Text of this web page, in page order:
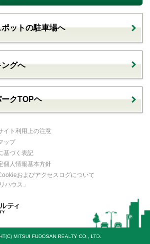
ットの駐車場へ
グへ
クTOPヘ
イト利用上の注意
ップ
基づく表記
個人情報基本方針
およびアクセスログについて
ハウス」
MITSUI FUDOSAN REALTY CO., LTD.